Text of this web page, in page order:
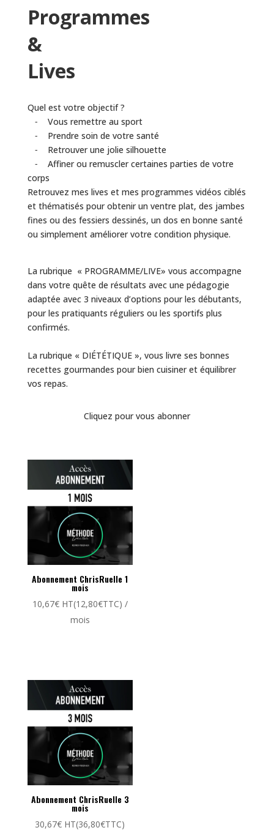
Programmes
&
Lives
Quel est votre objectif ?
⁃ Vous remettre au sport
⁃ Prendre soin de votre santé
⁃ Retrouver une jolie silhouette
⁃ Affiner ou remuscler certaines parties de votre
corps
Retrouvez mes lives et mes programmes vidéos ciblés
et thématisés pour obtenir un ventre plat, des jambes
fines ou des fessiers dessinés, un dos en bonne santé
ou simplement améliorer votre condition physique.
La rubrique « PROGRAMME/LIVE» vous accompagne
dans votre quête de résultats avec une pédagogie
adaptée avec 3 niveaux d’options pour les débutants,
pour les pratiquants réguliers ou les sportifs plus
confirmés.
La rubrique « DIÉTÉTIQUE », vous livre ses bonnes
recettes gourmandes pour bien cuisiner et équilibrer
vos repas.
Cliquez pour vous abonner
Abonnement ChrisRuelle 1
mois
10,67€ HT(12,80€TTC) /
mois
Abonnement ChrisRuelle 3
mois
30,67€ HT(36,80€TTC)